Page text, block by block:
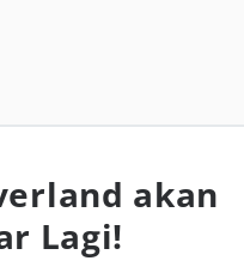
akan
Lagi!